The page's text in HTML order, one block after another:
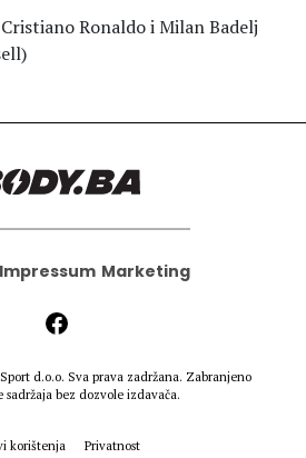
Ronaldo i Milan Badelj
Impressum Marketing
d.o.o. Sva prava zadržana. Zabranjeno
sadržaja bez dozvole izdavača.
korištenja Privatnost